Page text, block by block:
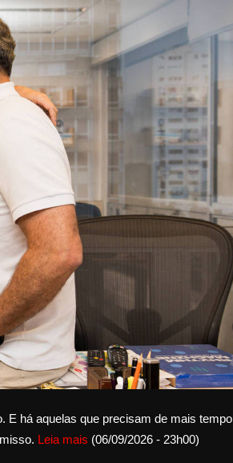
E há aquelas que precisam de mais tempo
Leia mais (06/09/2026 - 23h00)